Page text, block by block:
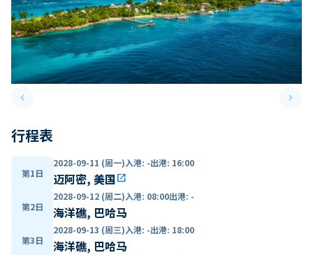
keyboard_arrow_leftPrevious slide keyboard_arrow_right
行程表
第1日
2028-09-11 (周一)入港: -出港: 16:00
迈阿密, 美国open_in_new
第2日
2028-09-12 (周二)入港: 08:00出港: -
海洋礁, 巴哈马
第3日
2028-09-13 (周三)入港: -出港: 18:00
海洋礁, 巴哈马